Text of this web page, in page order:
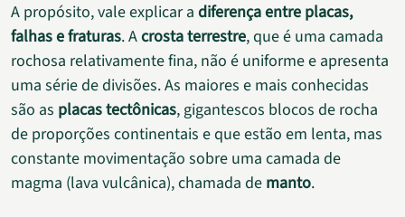
A propósito, vale explicar a diferença entre placas,
falhas e fraturas. Acrosta terrestre, que é uma camada
rochosa relativamente fina, não é uniforme e apresenta
uma série de divisões. As maiores e mais conhecidas
são as placas tectônicas, gigantescos blocos de rocha
de proporções continentais e que estão em lenta, mas
constante movimentação sobre uma camada de
magma (lava vulcânica), chamada de manto.